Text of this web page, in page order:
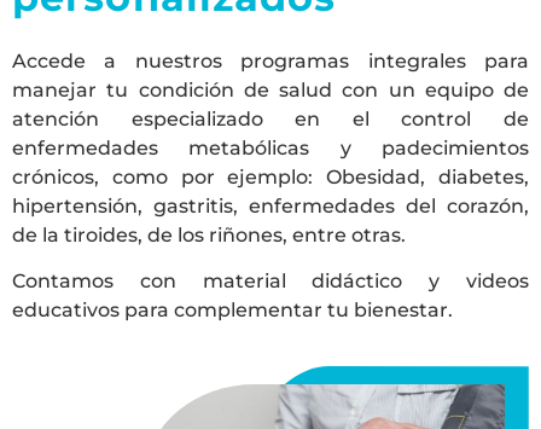
Accede a nuestros programas integrales para
manejar tu condición de salud con un equipo de
atención especializado en el control de
enfermedades metabólicas y padecimientos
crónicos, como por ejemplo: Obesidad, diabetes,
hipertensión, gastritis, enfermedades del corazón,
de la tiroides, de los riñones, entre otras.
Contamos con material didáctico y videos
educativos para complementar tu bienestar.